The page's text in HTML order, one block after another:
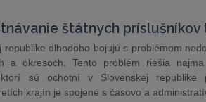
štátnych príslušníkov
republike dlhodobo bojujú s problémom
a okresoch. Tento problém riešia najmä
sú ochotní v Slovenskej republike
krajín je spojené s časovo a